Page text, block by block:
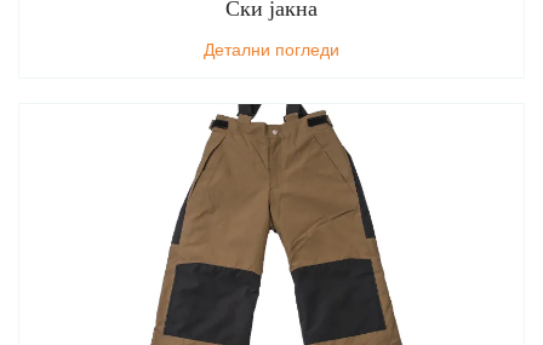
Ски јакна
Детални погледи